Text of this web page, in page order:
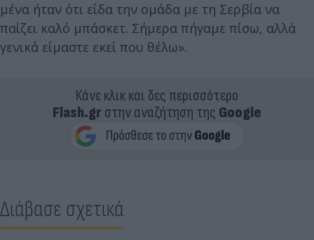
μένα ήταν ότι είδα την ομάδα με τη Σερβία να
παίζει καλό μπάσκετ. Σήμερα πήγαμε πίσω, αλλά
γενικά είμαστε εκεί που θέλω».
Κάνε κλικ και δες περισσότερο
Flash.grστην αναζήτηση της Google
Διάβασε σχετικά